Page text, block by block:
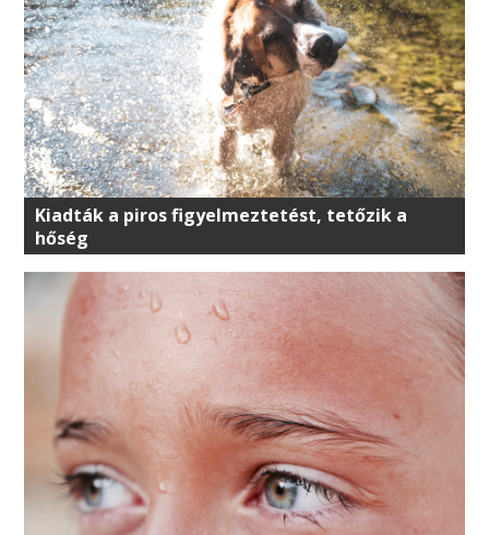
Kiadták a piros figyelmeztetést, tetőzik a
hőség